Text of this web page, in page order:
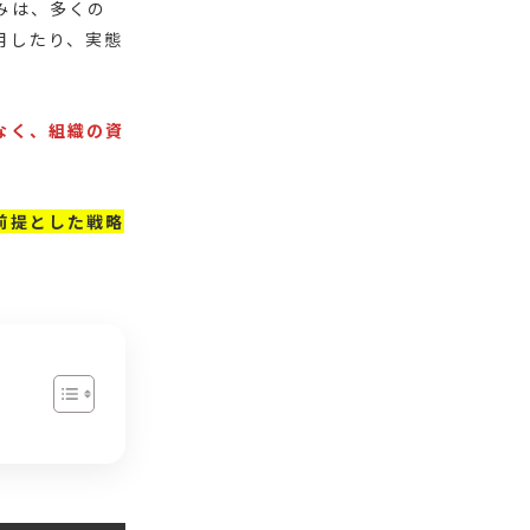
は、多くの
したり、実態
く、組織の資
提とした戦略